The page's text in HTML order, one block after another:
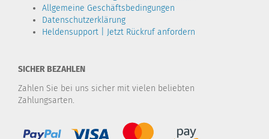
Allgemeine Geschäftsbedingungen
Datenschutzerklärung
Heldensupport | Jetzt Rückruf anfordern
SICHER BEZAHLEN
Zahlen Sie bei uns sicher mit vielen beliebten
Zahlungsarten.